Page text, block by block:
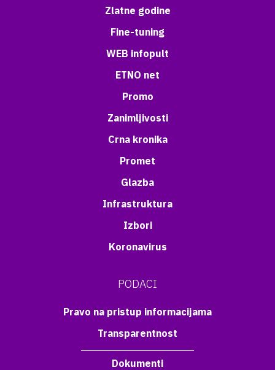
Zlatne godine
Fine-tuning
WEB infopult
ETNO net
Promo
Zanimljivosti
Crna kronika
Promet
Glazba
Infrastruktura
Izbori
Koronavirus
PODACI
Pravo na pristup informacijama
Transparentnost
Dokumenti